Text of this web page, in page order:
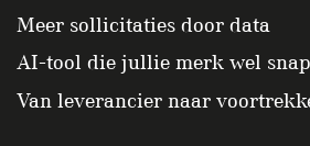
Meer sollicitaties door data
AI-tool die jullie merk wel
Van leverancier naar